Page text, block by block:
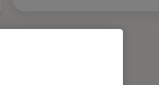
Odpowiedzi na pytania (1)